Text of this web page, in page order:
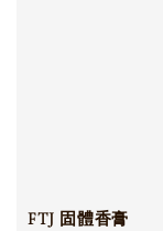
FTJ 固體香膏